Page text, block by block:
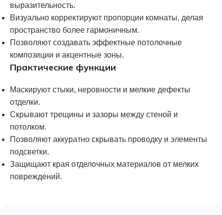
выразительность.
Визуально корректируют пропорции комнаты, делая
пространство более гармоничным.
Позволяют создавать эффектные потолочные
композиции и акцентные зоны.
Практические функции
Маскируют стыки, неровности и мелкие дефекты
отделки.
Скрывают трещины и зазоры между стеной и
потолком.
Позволяют аккуратно скрывать проводку и элементы
подсветки.
Защищают края отделочных материалов от мелких
повреждений.